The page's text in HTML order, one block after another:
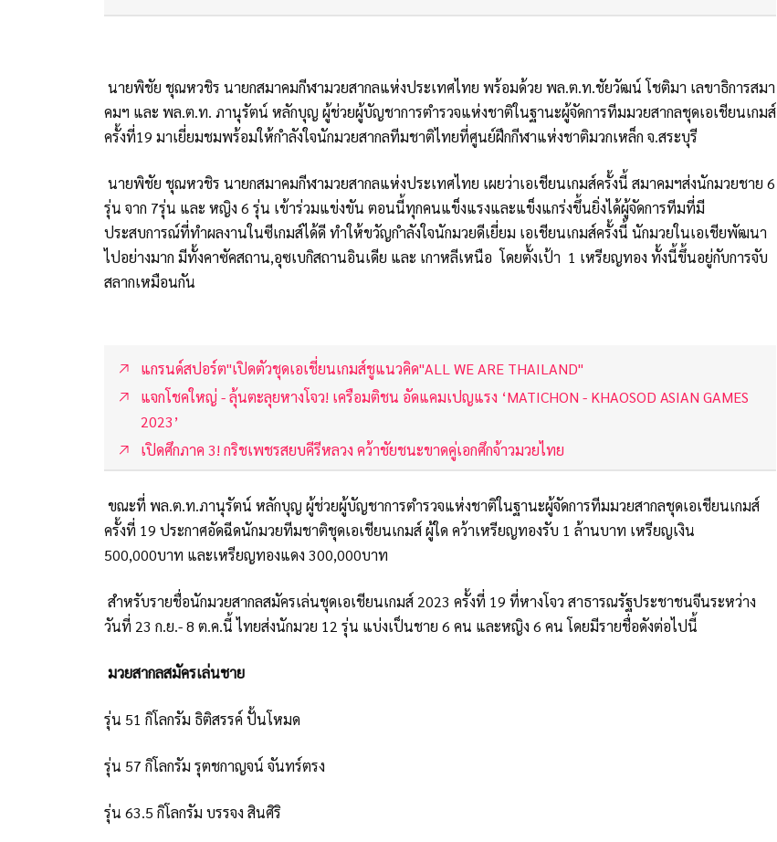
นายพิชัย ชุณหวชิร นายกสมาคมกีฬามวยสากลแห่งประเทศไทย พร้อมด้วย พล.ต.ท.ชัยวัฒน์ โชติมา เลขาธิการสมา
คมฯ และ พล.ต.ท. ภานุรัตน์ หลักบุญ ผู้ช่วยผู้บัญชาการตำรวจแห่งชาติในฐานะผู้จัดการทีมมวยสากลชุดเอเชียนเกมส์
ครั้งที่19 มาเยี่ยมชมพร้อมให้กำลังใจนักมวยสากลทีมชาติไทยที่ศูนย์ฝึกกีฬาแห่งชาติมวกเหล็ก จ.สระบุรี
นายพิชัย ชุณหวชิร นายกสมาคมกีฬามวยสากลแห่งประเทศไทย เผยว่าเอเชียนเกมส์ครั้งนี้ สมาคมฯส่งนักมวยชาย 6
รุ่น จาก 7รุ่น และ หญิง 6 รุ่น เข้าร่วมแข่งขัน ตอนนี้ทุกคนแข็งแรงและแข็งแกร่งขึ้นยิ่งได้ผู้จัดการทีมที่มี
ประสบการณ์ที่ทำผลงานในซีเกมส์ได้ดี ทำให้ขวัญกำลังใจนักมวยดีเยี่ยม เอเชียนเกมส์ครั้งนี้ นักมวยในเอเชียพัฒนา
ไปอย่างมาก มีทั้งคาซัคสถาน,อุซเบกิสถานอินเดีย และ เกาหลีเหนือ โดยตั้งเป้า 1 เหรียญทอง ทั้งนี้ขึ้นอยู่กับการจับ
สลากเหมือนกัน
แกรนด์สปอร์ต"เปิดตัวชุดเอเชี่ยนเกมส์ชูแนวคิด"ALL WE ARE THAILAND"
แจกโชคใหญ่ - ลุ้นตะลุยหางโจว! เครือมติชน อัดแคมเปญแรง ‘MATICHON - KHAOSOD ASIAN GAMES
2023’
เปิดศึกภาค 3! กริชเพชรสยบคีรีหลวง คว้าชัยชนะขาดคู่เอกศึกจ้าวมวยไทย
ขณะที่ พล.ต.ท.ภานุรัตน์ หลักบุญ ผู้ช่วยผู้บัญชาการตำรวจแห่งชาติในฐานะผู้จัดการทีมมวยสากลชุดเอเชียนเกมส์
ครั้งที่ 19 ประกาศอัดฉีดนักมวยทีมชาติชุดเอเชียนเกมส์ ผู้ใด คว้าเหรียญทองรับ 1 ล้านบาท เหรียญเงิน
500,000บาท และเหรียญทองแดง 300,000บาท
สำหรับรายชื่อนักมวยสากลสมัครเล่นชุดเอเชียนเกมส์ 2023 ครั้งที่ 19 ที่หางโจว สาธารณรัฐประชาชนจีนระหว่าง
วันที่ 23 ก.ย.- 8 ต.ค.นี้ ไทยส่งนักมวย 12 รุ่น แบ่งเป็นชาย 6 คน และหญิง 6 คน โดยมีรายชื่อดังต่อไปนี้
มวยสากลสมัครเล่นชาย
รุ่น 51 กิโลกรัม ธิติสรรค์ ปั้นโหมด
รุ่น 57 กิโลกรัม รุตชกาญจน์ จันทร์ตรง
รุ่น 63.5 กิโลกรัม บรรจง สินศิริ